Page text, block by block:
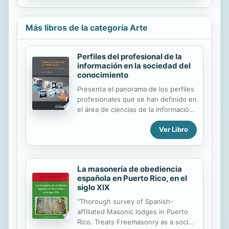
capaz ...
peor de sus encrucijadas. ¿Podrán
superarlo? El Converso sabe lo que
debe hacer para rescatarlos a ambos
de un destino que no piensa aceptar.
en tan duro viaje? ¿Soportará el
amor, este, su gran golpe final?
Muchas mujeres quedaron en el
camino. Otras golpean las puertas
del beaterio buscando protección...
Más libros de la categoría Arte
Perfiles del profesional de la
información en la sociedad del
conocimiento
Presenta el panorama de los perfiles
profesionales que se han definido en
el área de ciencias de la información.
A la vez, muestra el proceso de
evaluación y propone un nuevo
diseño curricular, el cual puede ser
estructuración de planes y
programas de estudio
bibliotecología, archivología, y
ciencias del a información. La obra
está dirigida a estudiantes de
pregrado y postgrado, interesados
en explorar los horizontes de
Ver Libro
La masonería de obediencia
española en Puerto Rico, en el
siglo XIX
"Thorough survey of Spanish-
affiliated Masonic lodges in Puerto
Rico. Treats Freemasonry as a social